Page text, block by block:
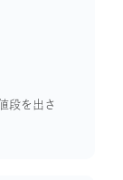
段を出さ